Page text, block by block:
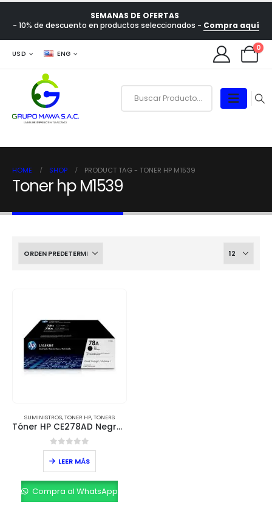
SEMANAS DE OFERTAS
- 10% de descuento en productos seleccionados - Compra aquí
USD ENG
0
HOME SHOP PRODUCT TAG - TONER HP M1539
Toner hp M1539
SUMINISTROS,TONER HP,TONERS
Tóner HP CE278AD Negro – Pack Doble (2 x 2,100 páginas)
0out of 5
LEER MÁS
Compra al WhatsApp